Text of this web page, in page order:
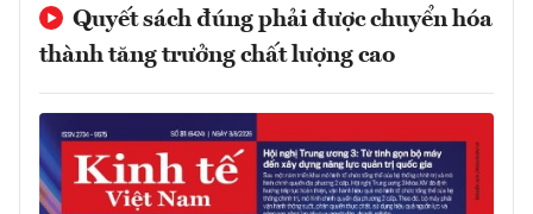
Quyết sách đúng phải được chuyển hóa
thành tăng trưởng chất lượng cao